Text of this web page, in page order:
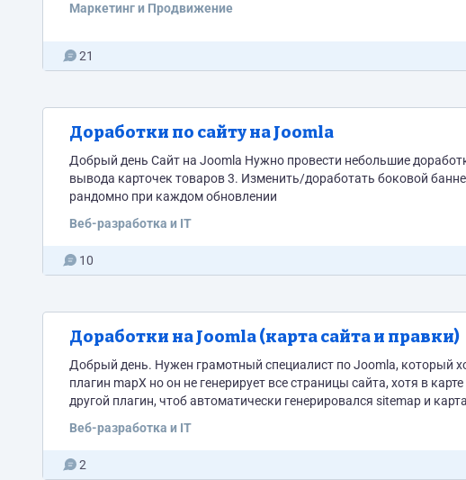
Маркетинг и Продвижение
21
Доработки по сайту на Joomla
Добрый день Сайт на Joomla Нужно провести небольшие
вывода карточек товаров 3. Изменить/доработать боковой
рандомно при каждом обновлении
Веб-разработка и IT
10
Доработки на Joomla (карта сайта и правки)
Добрый день. Нужен грамотный специалист по Joomla, который хорошо разбирается. - Нужно
плагин mapX но он не генерирует все страницы сайта, хотя в
другой плагин, чтоб автоматически генерировался sitemap и
Веб-разработка и IT
2